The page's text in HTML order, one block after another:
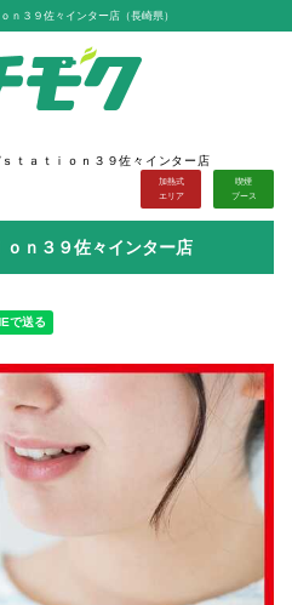
ｎ３９佐々インター店（長崎県）
ｔａｔｉｏｎ３９佐々インター店
加熱式
エリア
喫煙
ブース
ｎ３９佐々インター店